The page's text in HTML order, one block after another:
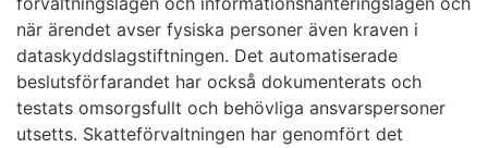
när ärendet avser fysiska personer även kraven i
dataskyddslagstiftningen. Det automatiserade
beslutsförfarandet har också dokumenterats och
testats omsorgsfullt och behövliga ansvarspersoner
utsetts. Skatteförvaltningen har genomfört det